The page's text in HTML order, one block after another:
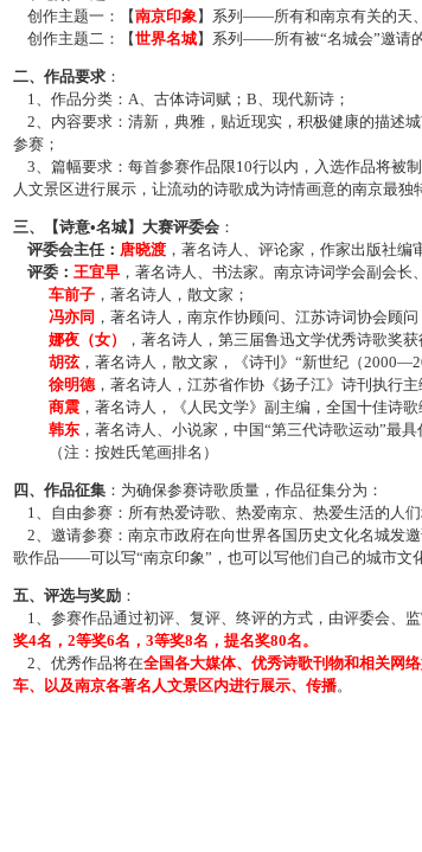
创作主题一：【南京印象】系列——所有和南京有关的天
创作主题二：【世界名城】系列——所有被“名城会”邀请
二、作品要求 ：
1、作品分类：A、古体诗词赋；B、现代新诗；
2、内容要求：清新，典雅，贴近现实，积极健康的描述
参赛；
3、篇幅要求：每首参赛作品限10行以内，入选作品将被
人文景区进行展示，让流动的诗歌成为诗情画意的南京最
三、【诗意•名城】大赛评委会 ：
评委会主任： 唐晓渡 ，著名诗人、评论家，作家出版社编
评委： 王宜早 ，著名诗人、书法家。南京诗词学会副会长
车前子 ，著名诗人，散文家；
冯亦同 ，著名诗人，南京作协顾问、江苏诗词协会顾问
娜夜（女）
，著名诗人，第三届鲁迅文学优秀诗歌奖获
胡弦，著名诗人，散文家，《诗刊》“新世纪（
徐明德，著名诗人，江苏省作协《扬子江》诗刊执行主
商震 ，著名诗人，《人民文学》副主编，全国十佳诗歌
韩东 ，著名诗人、小说家，中国“第三代诗歌运动”最具
（注：按姓氏笔画排名）
四、作品征集 ：为确保参赛诗歌质量，作品征集分为：
1、自由参赛：所有热爱诗歌、热爱南京、热爱生活的人们
2、邀请参赛：南京市政府在向世界各国历史文化名城发
歌作品——可以写“南京印象”，也可以写他们自己的城市文
五、评选与奖励 ：
1、参赛作品通过初评、复评、终评的方式，由评委会、
奖4名，2等奖6名，3等奖8名，提名奖80名。
2、优秀作品将在全国各大媒体、优秀诗歌刊物和相关网
车、以及南京各著名人文景区内进行展示、传播。